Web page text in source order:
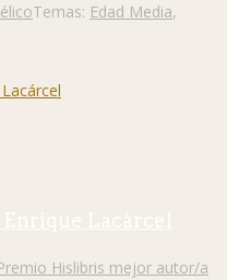
Temas: Edad Media,
Enrique Lacárcel
Hislibris mejor autor/a